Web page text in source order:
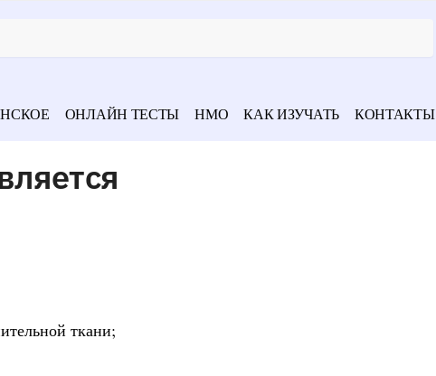
ОНЛАЙН ТЕСТЫ НМО КАК ИЗУЧАТЬ КОНТАКТЫ
ткани;